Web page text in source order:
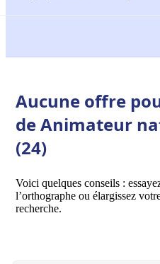
Aucune offre
de Animateur
(24)
Voici quelques conseils :
l’orthographe ou élargissez
recherche.